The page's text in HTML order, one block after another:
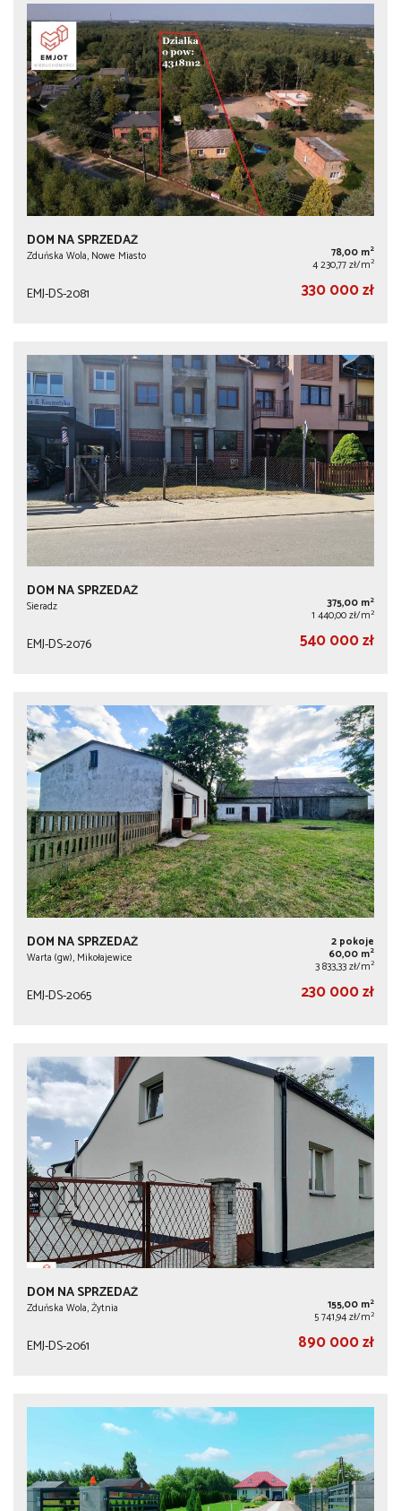
DOM NA SPRZEDAŻ
Zduńska Wola, Nowe Miasto 78,00 m2
4 230,77 zł/m2
EMJ-DS-2081 330 000 zł
DOM NA SPRZEDAŻ
Sieradz 375,00 m2
1 440,00 zł/m2
EMJ-DS-2076 540 000 zł
DOM NA SPRZEDAŻ
Warta (gw), Mikołajewice
2 pokoje
60,00 m2
3 833,33 zł/m2
EMJ-DS-2065 230 000 zł
DOM NA SPRZEDAŻ
Zduńska Wola, Żytnia 155,00 m2
5 741,94 zł/m2
EMJ-DS-2061 890 000 zł